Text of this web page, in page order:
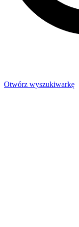
Otwórz wyszukiwarkę